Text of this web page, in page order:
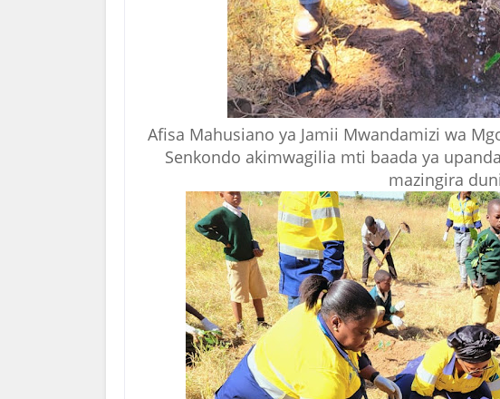
Afisa Mahusiano ya Jamii Mwandamizi wa
Senkondo akimwagilia mti baada ya
mazingira